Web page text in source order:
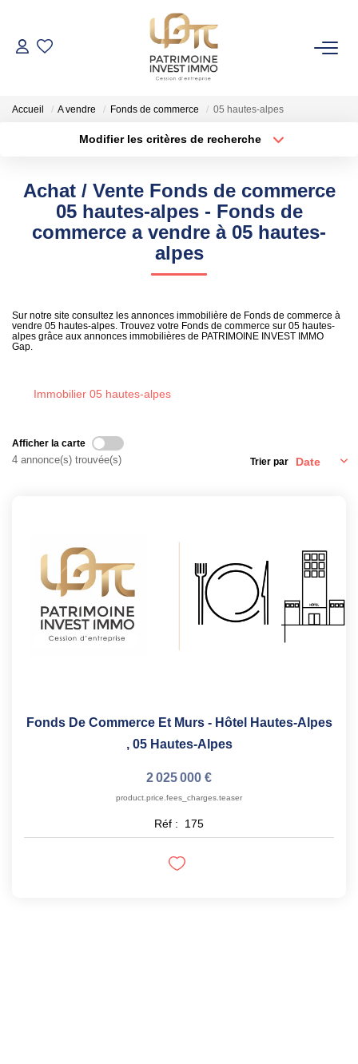
NOS BIENS
Cession D'entreprise
VENDRE
GESTION DE PATRIMOINE
NOTRE AGENCE
Accueil A vendre Fonds de commerce 05 hautes-alpes
Modifier les critères de recherche
Surface min Budget max
Rayon Plus de critères
Achat / Vente Fonds de commerce
05 hautes-alpes - Fonds de
commerce a vendre à 05 hautes-
alpes
Sur notre site consultez les annonces immobilière de Fonds de commerce à
vendre 05 hautes-alpes. Trouvez votre Fonds de commerce sur 05 hautes-
alpes grâce aux annonces immobilières de PATRIMOINE INVEST IMMO
Gap.
Immobilier 05 hautes-alpes
Afficher la carte
4 annonce(s) trouvée(s) Trier par
Fonds De Commerce Et Murs - Hôtel Hautes-Alpes
, 05 Hautes-Alpes
2 025 000 €
product.price.fees_charges.teaser
Réf : 175